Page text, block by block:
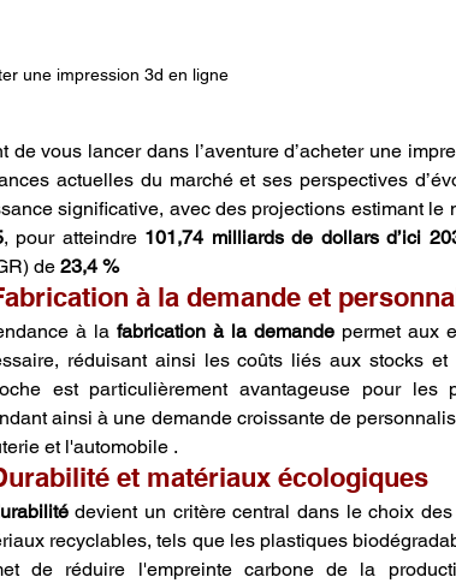
une impression 3d en ligne
de vous lancer dans l’aventure d’acheter une
actuelles du marché et ses perspectives
significative, avec des projections estimant le
, pour atteindre 101,74 milliards de dollars d’ici
de 23,4 %
à la demande et
à la fabrication à la demande permet aux
réduisant ainsi les coûts liés aux stocks
est particulièrement avantageuse pour
ainsi à une demande croissante de
et l'automobile .
et matériaux écologiques
devient un critère central dans le choix
recyclables, tels que les plastiques
de réduire l'empreinte carbone de la